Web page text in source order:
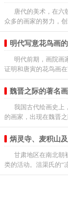
唐代的美术，在六
众多的画家的努力，创
明代写意花鸟画
明代前期，画院画
证明和唐寅的花鸟画在
魏晋之际的著名
我国古代绘画史上
的画家，出现在魏晋之
炳灵寺、麦积山
甘肃地区在南北朝
类的活动。沮渠氏的“